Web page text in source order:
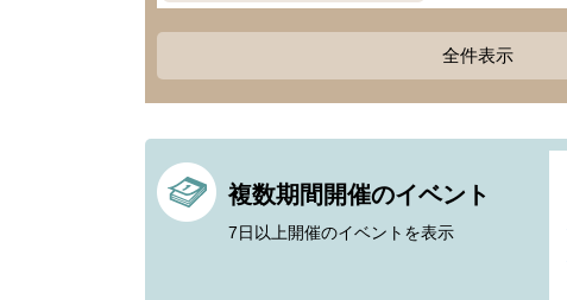
全件表示
複数期間開催のイベント
7日以上開催のイベントを表示